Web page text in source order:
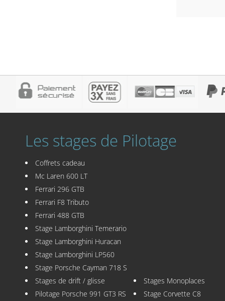
Les stages de Pilotage
Coffrets cadeau
Mc Laren 600 LT
Ferrari 296 GTB
Ferrari F8 Tributo
Ferrari 488 GTB
Stage Lamborghini Temerario
Stage Lamborghini Huracan
Stage Lamborghini LP560
Stage Porsche Cayman 718 S
Stages de drift / glisse
Pilotage Porsche 991 GT3 RS
Stages Monoplaces
Stage Corvette C8